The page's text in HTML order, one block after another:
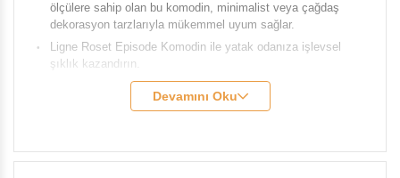
ölçülere sahip olan bu komodin, minimalist veya çağdaş
dekorasyon tarzlarıyla mükemmel uyum sağlar.
Ligne Roset Episode Komodin ile yatak odanıza işlevsel
şıklık kazandırın.
Ligne Roset
Episode
Derinlik:38 cm
Devamını Oku